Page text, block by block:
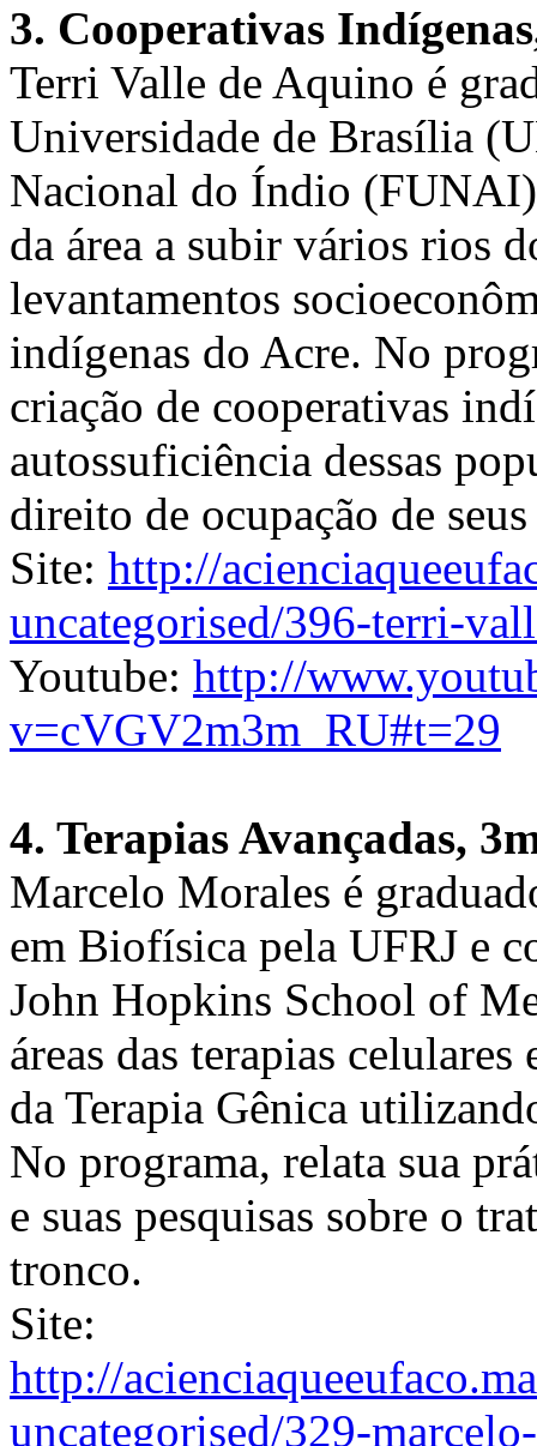
3. Cooperativas
Terri Valle de Aquino é
Universidade de Brasília
Nacional do Índio
da área a subir vários rios
levantamentos
indígenas do Acre. No
criação de cooperativas
autossuficiência dessas
direito de ocupação de
Site: http://
uncategorised/396-terri-
Youtube: http://
v=cVGV2m3m_RU#t=29
4. Terapias Avançadas,
Marcelo Morales é
em Biofísica pela UFRJ e
John Hopkins School of
áreas das terapias
da Terapia Gênica
No programa, relata sua
e suas pesquisas sobre o
tronco.
Site:
http://
uncategorised/329-